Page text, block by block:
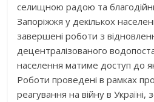
селищною радою та
Запоріжжя у декількох
завершені роботи з
децентралізованого
населення матиме доступ до
Роботи проведені в рамках
реагування на війну в